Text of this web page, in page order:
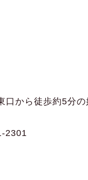
口から徒歩約5分
2301